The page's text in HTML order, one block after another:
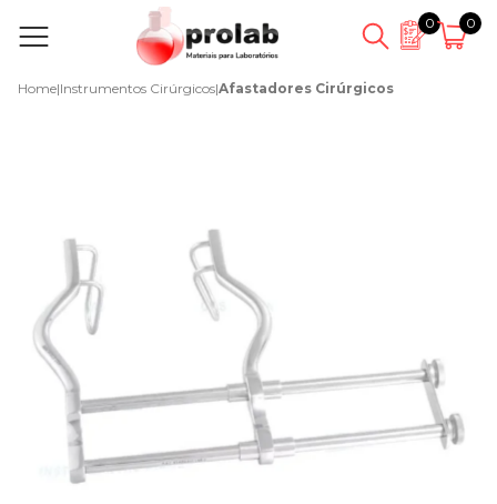
0 0
Home|Instrumentos Cirúrgicos|Afastadores Cirúrgicos